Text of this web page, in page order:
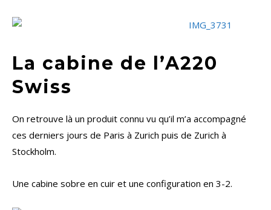
La cabine de l’A220
Swiss
On retrouve là un produit connu vu qu’il m’a accompagné
ces derniers jours de Paris à Zurich puis de Zurich à
Stockholm.
Une cabine sobre en cuir et une configuration en 3-2.